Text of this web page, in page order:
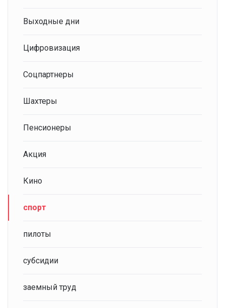
Выходные дни
Цифровизация
Соцпартнеры
Шахтеры
Пенсионеры
Акция
Кино
спорт
пилоты
субсидии
заемный труд